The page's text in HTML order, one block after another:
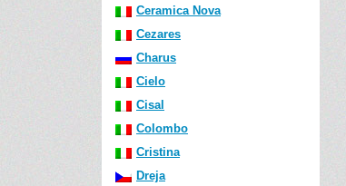
Ceramica Nova
Cezares
Charus
Cielo
Cisal
Colombo
Cristina
Dreja